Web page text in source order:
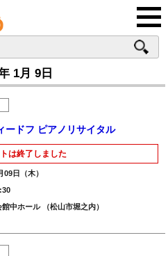
1月 9日
ードフ ピアノリサイタル
は終了しました
09日（木）
中ホール （松山市堀之内）